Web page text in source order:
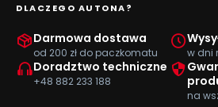
DLACZEGO AUTONA?
Darmowa dostawa
od 200 zł do paczkomatu w dni
Doradztwo techniczne
+48 882 233 188
na